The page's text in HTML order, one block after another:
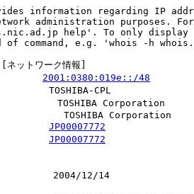
information regarding IP
administration purposes.
help'. To only
of command, e.g. 'whois -h
トワーク情報]
レス] 2001:0380:019e::/48
TOSHIBA-CPL
TOSHIBA Corporation
TOSHIBA Corporation
口] JP00007772
者] JP00007772
2004/12/14
日]